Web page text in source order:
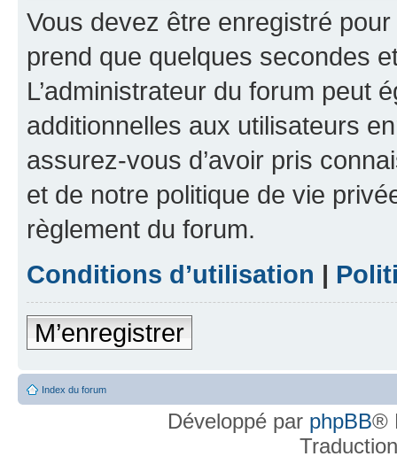
Vous devez être enregistré
prend que quelques secondes
L’administrateur du forum peut
additionnelles aux utilisateurs
assurez-vous d’avoir pris
et de notre politique de vie
règlement du forum.
Conditions d’utilisation |
M’enregistrer
Index du forum
Développé par phpBB®